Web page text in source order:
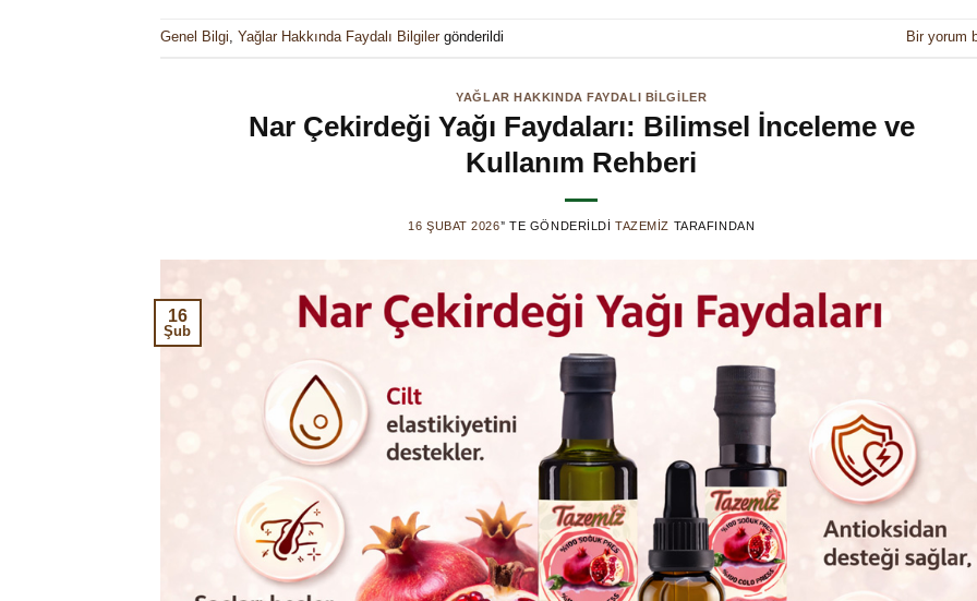
Genel Bilgi Yağlar Hakkında Faydalı Bilgilergönderildi Bir yorum
YAĞLAR HAKKINDA FAYDALI BILGILER
Nar Çekirdeği Yağı Faydaları: Bilimsel İnceleme ve
Kullanım Rehberi
16 ŞUBAT 2026’' TE GÖNDERILDI TAZEMIZ TARAFINDAN
16
Şub